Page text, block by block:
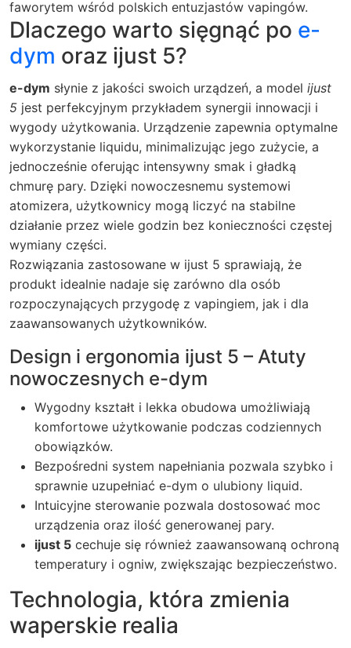
faworytem wśród polskich entuzjastów vapingów.
Dlaczego warto sięgnąć po e-
dym oraz ijust 5?
e-dym słynie z jakości swoich urządzeń, a model ijust
5 jest perfekcyjnym przykładem synergii innowacji i
wygody użytkowania. Urządzenie zapewnia optymalne
wykorzystanie liquidu, minimalizując jego zużycie, a
jednocześnie oferując intensywny smak i gładką
chmurę pary. Dzięki nowoczesnemu systemowi
atomizera, użytkownicy mogą liczyć na stabilne
działanie przez wiele godzin bez konieczności częstej
wymiany części.
Rozwiązania zastosowane w ijust 5 sprawiają, że
produkt idealnie nadaje się zarówno dla osób
rozpoczynających przygodę z vapingiem, jak i dla
zaawansowanych użytkowników.
Design i ergonomia ijust 5 – Atuty
nowoczesnych e-dym
Wygodny kształt i lekka obudowa umożliwiają
komfortowe użytkowanie podczas codziennych
obowiązków.
Bezpośredni system napełniania pozwala szybko i
sprawnie uzupełniać e-dym o ulubiony liquid.
Intuicyjne sterowanie pozwala dostosować moc
urządzenia oraz ilość generowanej pary.
ijust 5 cechuje się również zaawansowaną ochroną
temperatury i ogniw, zwiększając bezpieczeństwo.
Technologia, która zmienia
waperskie realia